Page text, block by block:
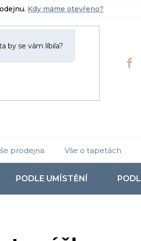
Kdy máme otevřeno?
PODLE UMÍSTĚNÍ
prodejna Vše o tapetách